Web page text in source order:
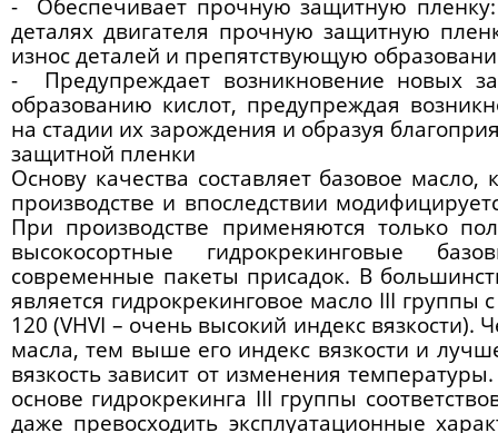
- Обеспечивает прочную защитную пленку
деталях двигателя прочную защитную
износ деталей и препятствующую
-
Предупреждает возникновение новых
образованию кислот, предупреждая
на стадии их зарождения и образуя
защитной пленки
Основу качества составляет базовое масло,
производстве и впоследствии
При производстве применяются только
высокосортные гидрокрекинговые
современные пакеты присадок. В
является гидрокрекинговое масло III группы
120 (VHVI – очень высокий индекс
масла, тем выше его индекс вязкости и
вязкость зависит от изменения
основе гидрокрекинга III группы
даже превосходить эксплуатационные